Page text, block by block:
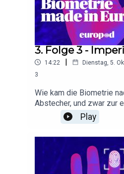
3. Folge 3 -
14:22 | Dienstag, 5.
3
Wie kam die Biometrie
Abstecher, und zwar zur
mit Fingerabdrücken auf
Südafrika im Jahr 1900.
wir einem unerwarteten
Play